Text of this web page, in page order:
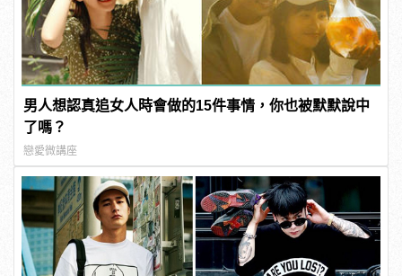
男人想認真追女人時會做的15件事情，你也被默默說中
了嗎？
戀愛微講座